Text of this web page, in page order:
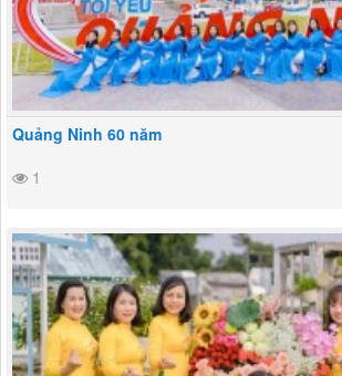
Quảng Ninh 60 năm